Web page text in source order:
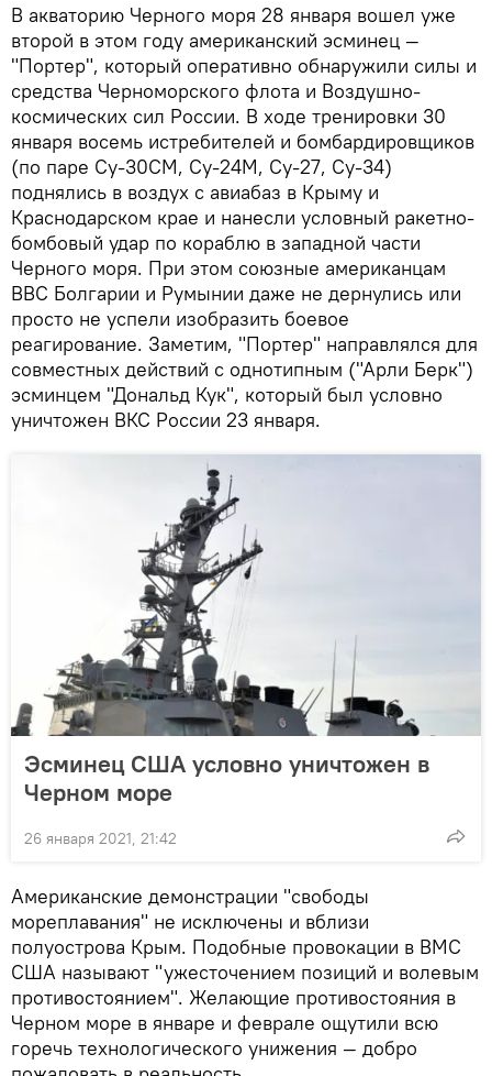
В акваторию Черного моря 28 января вошел уже
второй в этом году американский эсминец —
"Портер", который оперативно обнаружили силы и
средства Черноморского флота и Воздушно-
космических сил России. В ходе тренировки 30
января восемь истребителей и бомбардировщиков
(по паре Су-30СМ, Су-24М, Су-27, Су-34)
поднялись в воздух с авиабаз в Крыму и
Краснодарском крае и нанесли условный ракетно-
бомбовый удар по кораблю в западной части
Черного моря. При этом союзные американцам
ВВС Болгарии и Румынии даже не дернулись или
просто не успели изобразить боевое
реагирование. Заметим, "Портер" направлялся для
совместных действий с однотипным ("Арли Берк")
эсминцем "Дональд Кук", который был условно
уничтожен ВКС России 23 января.
Эсминец США условно уничтожен в
Черном море
26 января 2021, 21:42
Американские демонстрации "свободы
мореплавания" не исключены и вблизи
полуострова Крым. Подобные провокации в ВМС
США называют "ужесточением позиций и волевым
противостоянием". Желающие противостояния в
Черном море в январе и феврале ощутили всю
горечь технологического унижения — добро